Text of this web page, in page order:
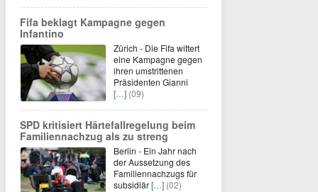
Fifa beklagt Kampagne gegen
Infantino
Zürich - Die Fifa wittert
eine Kampagne gegen
ihren umstrittenen
Präsidenten Gianni
[…] (09)
SPD kritisiert Härtefallregelung beim
Familiennachzug als zu streng
Berlin - Ein Jahr nach
der Aussetzung des
Familiennachzugs für
subsidiär[…] (02)